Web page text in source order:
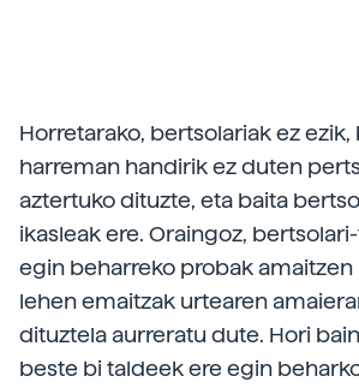
Horretarako, bertsolariak ez
harreman handirik ez duten
aztertuko dituzte, eta baita
ikasleak ere. Oraingoz,
egin beharreko probak amaitzen
lehen emaitzak urtearen
dituztela aurreratu dute. Hori
beste bi taldeek ere egin